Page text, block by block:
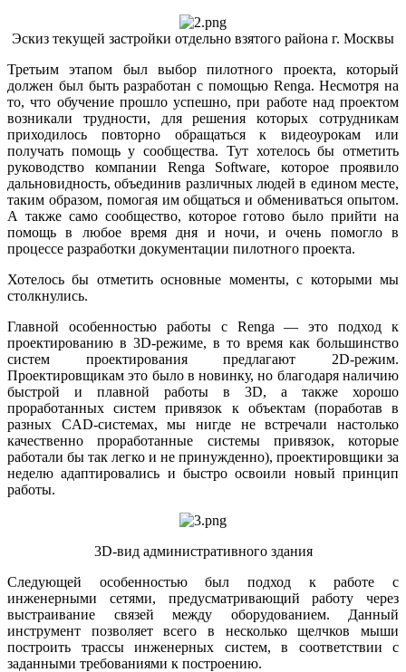
Эскиз текущей застройки отдельно взятого района г. Москвы
Третьим этапом был выбор пилотного проекта, который
должен был быть разработан с помощью Renga. Несмотря на
то, что обучение прошло успешно, при работе над проектом
возникали трудности, для решения которых сотрудникам
приходилось повторно обращаться к видеоурокам или
получать помощь у сообщества. Тут хотелось бы отметить
руководство компании Renga Software, которое проявило
дальновидность, объединив различных людей в едином месте,
таким образом, помогая им общаться и обмениваться опытом.
А также само сообщество, которое готово было прийти на
помощь в любое время дня и ночи, и очень помогло в
процессе разработки документации пилотного проекта.
Хотелось бы отметить основные моменты, с которыми мы
столкнулись.
Главной особенностью работы с Renga — это подход к
проектированию в 3D-режиме, в то время как большинство
систем проектирования предлагают 2D-режим.
Проектировщикам это было в новинку, но благодаря наличию
быстрой и плавной работы в 3D, а также хорошо
проработанных систем привязок к объектам (поработав в
разных CAD-системах, мы нигде не встречали настолько
качественно проработанные системы привязок, которые
работали бы так легко и не принужденно), проектировщики за
неделю адаптировались и быстро освоили новый принцип
работы.
3D-вид административного здания
Следующей особенностью был подход к работе с
инженерными сетями, предусматривающий работу через
выстраивание связей между оборудованием. Данный
инструмент позволяет всего в несколько щелчков мыши
построить трассы инженерных систем, в соответствии с
заданными требованиями к построению.